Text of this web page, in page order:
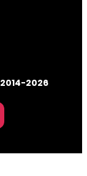
2026